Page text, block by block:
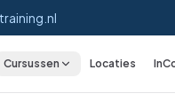
Cursussen Locaties